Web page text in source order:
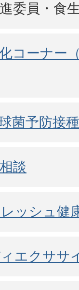
委員・食
コーナー
菌予防接種
談
ッシュ健
エクササ